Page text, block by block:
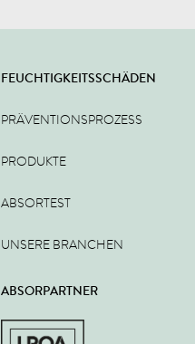
FEUCHTIGKEITSSCHÄDEN
PRÄVENTIONSPROZESS
PRODUKTE
ABSORTEST
UNSERE BRANCHEN
ABSORPARTNER